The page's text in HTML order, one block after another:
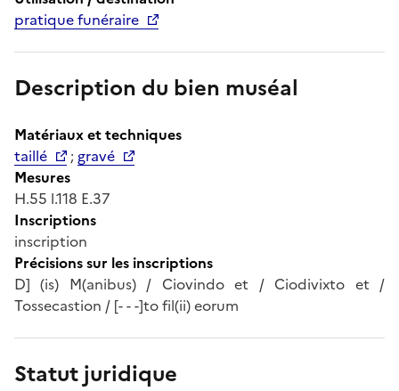
pratique funéraire
Description du bien muséal
Matériaux et techniques
taillé
; gravé
Mesures
H.55 l.118 E.37
Inscriptions
inscription
Précisions sur les inscriptions
D] (is) M(anibus) / Ciovindo et / Ciodivixto et /
Tossecastion / [- - -]to fil(ii) eorum
Statut juridique